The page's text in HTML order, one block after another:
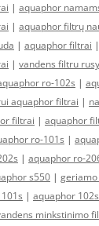
| aquaphor
| aquaphor filtrų
| aquaphor filtrai |
| vandens filtru
ro-102s |
aquaphor filtrai |
filtrai | aquaphor
ro-101s |
| aquaphor ro-
s550 |
| aquaphor 102s
minkstinimo